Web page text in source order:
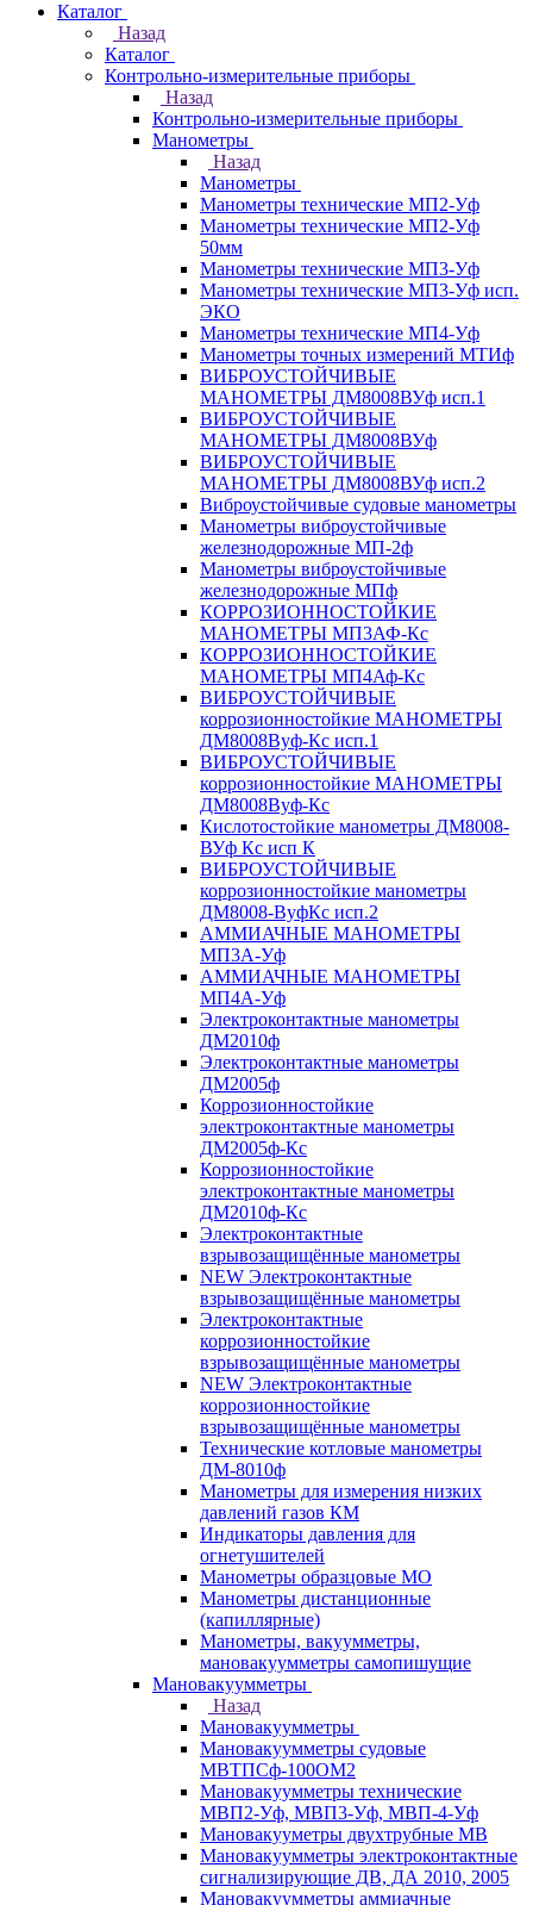
Каталог
Назад
Каталог
Контрольно-измерительные приборы
Назад
Контрольно-измерительные приборы
Манометры
Назад
Манометры
Манометры технические МП2-Уф
Манометры технические МП2-Уф
50мм
Манометры технические МП3-Уф
Манометры технические МП3-Уф исп.
ЭКО
Манометры технические МП4-Уф
Манометры точных измерений МТИф
ВИБРОУСТОЙЧИВЫЕ
МАНОМЕТРЫ ДМ8008ВУф исп.1
ВИБРОУСТОЙЧИВЫЕ
МАНОМЕТРЫ ДМ8008ВУф
ВИБРОУСТОЙЧИВЫЕ
МАНОМЕТРЫ ДМ8008ВУф исп.2
Виброустойчивые судовые манометры
Манометры виброустойчивые
железнодорожные МП-2ф
Манометры виброустойчивые
железнодорожные МПф
КОРРОЗИОННОСТОЙКИЕ
МАНОМЕТРЫ МП3АФ-Кс
КОРРОЗИОННОСТОЙКИЕ
МАНОМЕТРЫ МП4Аф-Кс
ВИБРОУСТОЙЧИВЫЕ
коррозионностойкие МАНОМЕТРЫ
ДМ8008Вуф-Кс исп.1
ВИБРОУСТОЙЧИВЫЕ
коррозионностойкие МАНОМЕТРЫ
ДМ8008Вуф-Кс
Кислотостойкие манометры ДМ8008-
ВУф Кс исп К
ВИБРОУСТОЙЧИВЫЕ
коррозионностойкие манометры
ДМ8008-ВуфКс исп.2
АММИАЧНЫЕ МАНОМЕТРЫ
МП3А-Уф
АММИАЧНЫЕ МАНОМЕТРЫ
МП4А-Уф
Электроконтактные манометры
ДМ2010ф
Электроконтактные манометры
ДМ2005ф
Коррозионностойкие
электроконтактные манометры
ДМ2005ф-Кс
Коррозионностойкие
электроконтактные манометры
ДМ2010ф-Кс
Электроконтактные
взрывозащищённые манометры
NEW Электроконтактные
взрывозащищённые манометры
Электроконтактные
коррозионностойкие
взрывозащищённые манометры
NEW Электроконтактные
коррозионностойкие
взрывозащищённые манометры
Технические котловые манометры
ДМ-8010ф
Манометры для измерения низких
давлений газов КМ
Индикаторы давления для
огнетушителей
Манометры образцовые МО
Манометры дистанционные
(капиллярные)
Манометры, вакуумметры,
мановакуумметры самопишущие
Мановакуумметры
Назад
Мановакуумметры
Мановакуумметры судовые
МВТПСф-100ОМ2
Мановакуумметры технические
МВП2-Уф, МВП3-Уф, МВП-4-Уф
Мановакууметры двухтрубные МВ
Мановакуумметры электроконтактные
сигнализирующие ДВ, ДА 2010, 2005
Мановакуумметры аммиачные